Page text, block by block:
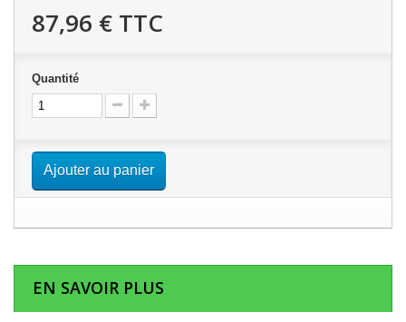
87,96 € TTC
Quantité
Ajouter au panier
EN SAVOIR PLUS